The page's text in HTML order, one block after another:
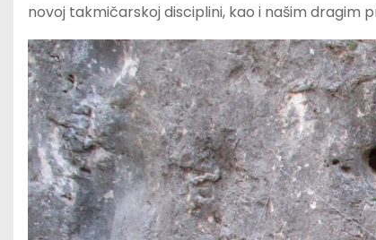
novoj takmičarskoj disciplini, kao i našim dragim